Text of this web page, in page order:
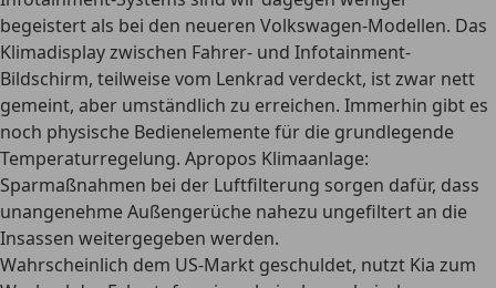
begeistert als bei den neueren Volkswagen-Modellen. Das
Klimadisplay zwischen Fahrer- und Infotainment-
Bildschirm, teilweise vom Lenkrad verdeckt, ist zwar nett
gemeint, aber umständlich zu erreichen. Immerhin gibt es
noch physische Bedienelemente für die grundlegende
Temperaturregelung. Apropos Klimaanlage:
Sparmaßnahmen bei der Luftfilterung sorgen dafür, dass
unangenehme Außengerüche nahezu ungefiltert an die
Insassen weitergegeben werden.
Wahrscheinlich dem US-Markt geschuldet, nutzt Kia zum